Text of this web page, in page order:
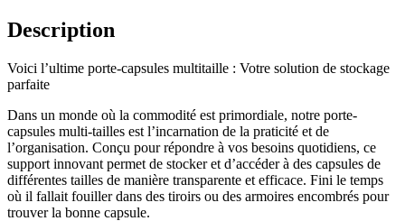
Description
Voici l’ultime porte-capsules multitaille : Votre solution de stockage
parfaite
Dans un monde où la commodité est primordiale, notre porte-
capsules multi-tailles est l’incarnation de la praticité et de
l’organisation. Conçu pour répondre à vos besoins quotidiens, ce
support innovant permet de stocker et d’accéder à des capsules de
différentes tailles de manière transparente et efficace. Fini le temps
où il fallait fouiller dans des tiroirs ou des armoires encombrés pour
trouver la bonne capsule.